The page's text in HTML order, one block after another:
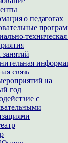
о педагогах
техническая
связь
на
год
с